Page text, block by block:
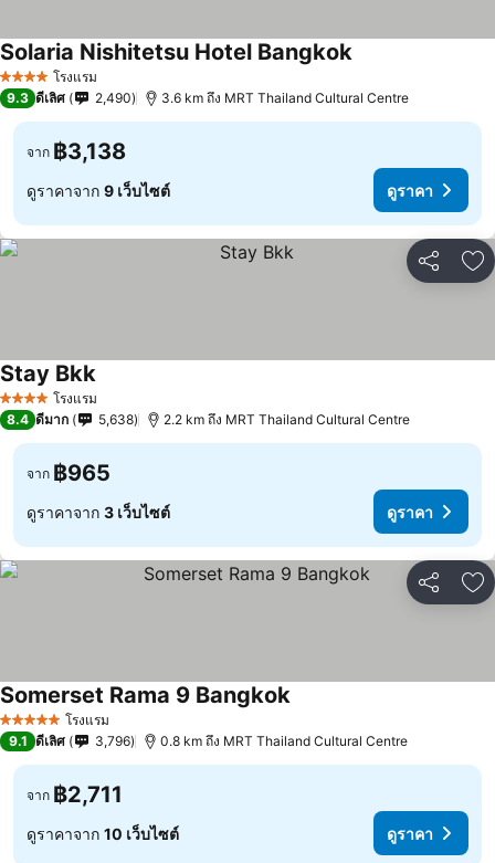
4 ดาว โรงแรม
Solaria Nishitetsu Hotel Bangkok
9.3 ดีเลิศ 2,490 3.6 km ถึง MRT Thailand Cultural Centre
จาก ฿3,138
ดูราคาจาก 9 เว็บไซต์ ดูราคา
แชร์ เ
4 ดาว โรงแรม
Stay Bkk
8.4 ดีมาก 5,638 2.2 km ถึง MRT Thailand Cultural Centre
จาก ฿965
ดูราคาจาก 3 เว็บไซต์ ดูราคา
แชร์ เ
5 ดาว โรงแรม
Somerset Rama 9 Bangkok
9.1 ดีเลิศ 3,796 0.8 km ถึง MRT Thailand Cultural Centre
จาก ฿2,711
ดูราคาจาก 10 เว็บไซต์ ดูราคา